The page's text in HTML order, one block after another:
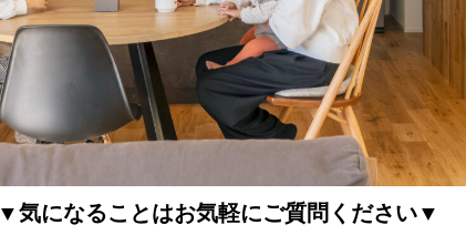
▼気になることはお気軽にご質問ください▼